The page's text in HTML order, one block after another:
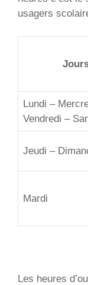
usagers
Lundi –
Vendredi –
Jeudi –
Mardi
Les heures